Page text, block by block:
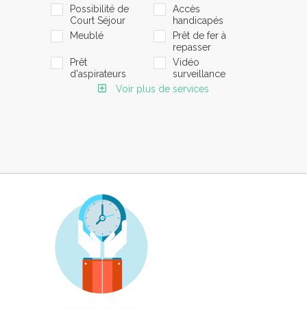
Possibilité de
Court Séjour
Accès
handicapés
Meublé
Prêt de fer à
repasser
Prêt
d'aspirateurs
Vidéo
surveillance
Voir plus de services